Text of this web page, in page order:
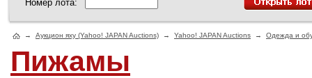
Номер лота:
→ Аукцион яху (Yahoo! JAPAN Auctions) → Yahoo! JAPAN Auctions → Одежда и
Пижамы